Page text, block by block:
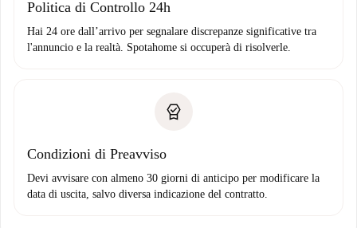
Politica di Controllo 24h
Hai 24 ore dall’arrivo per segnalare discrepanze significative tra
l'annuncio e la realtà. Spotahome si occuperà di risolverle.
Condizioni di Preavviso
Devi avvisare con almeno 30 giorni di anticipo per modificare la
data di uscita, salvo diversa indicazione del contratto.